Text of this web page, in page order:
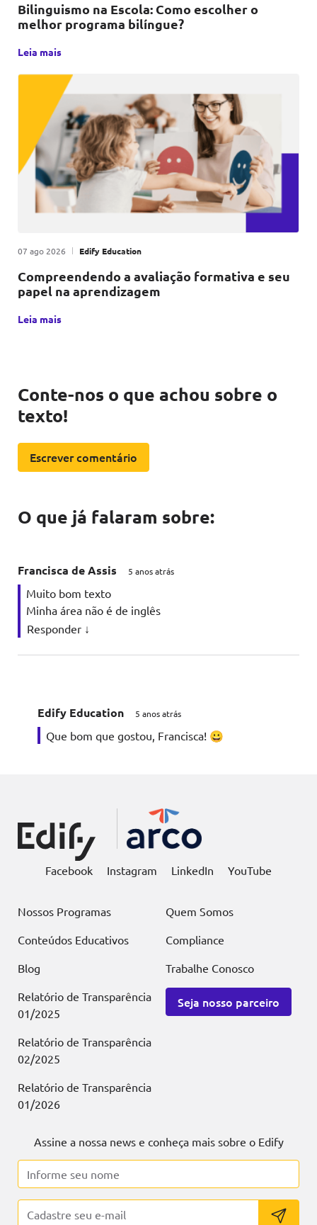
Bilinguismo na Escola: Como escolher o
melhor programa bilíngue?
Leia mais
Compreendendo a avaliação formativa e seu
papel na aprendizagem
Publicado em
07 ago 2026 | por
Edify Education
Leia mais
Conte-nos o que achou sobre o
texto!
Escrever comentário
O que já falaram sobre:
Francisca de Assis 5 anos atrás
Muito bom texto
Minha área não é de inglês
Responder ↓
Edify Education 5 anos atrás
Que bom que gostou, Francisca! 😀
Facebook Instagram LinkedIn YouTube
Nossos Programas
Conteúdos Educativos
Blog
Relatório de Transparência
01/2025
Relatório de Transparência
02/2025
Relatório de Transparência
01/2026
Quem Somos
Compliance
Trabalhe Conosco
Seja nosso parceiro
Assine a nossa news e conheça mais sobre o Edify